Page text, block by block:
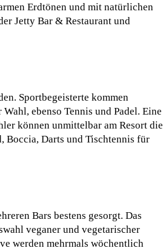
Erdtönen und mit natürlichen
Jetty Bar & Restaurant und
Sportbegeisterte kommen
ebenso Tennis und Padel. Eine
können unmittelbar am Resort die
Boccia, Darts und Tischtennis für
Bars bestens gesorgt. Das
veganer und vegetarischer
werden mehrmals wöchentlich